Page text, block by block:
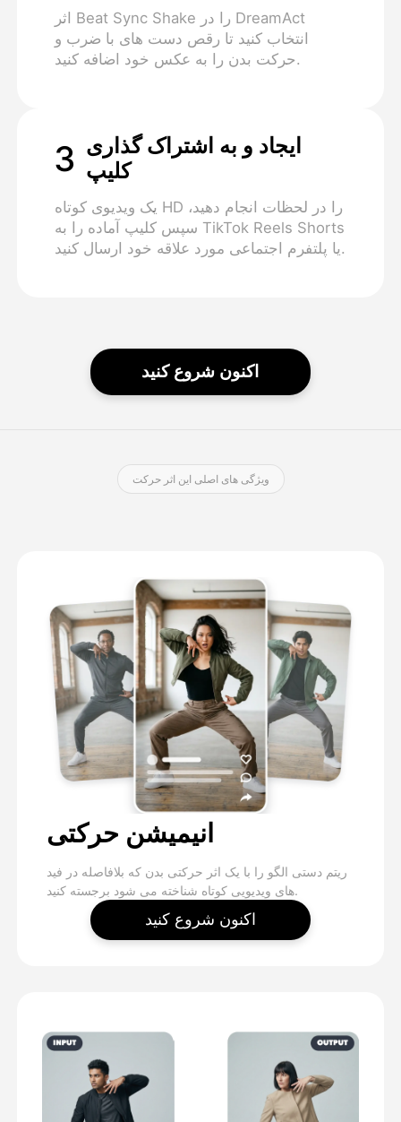
اثر Beat Sync Shake را در DreamAct
انتخاب کنید تا رقص دست های با ضرب و
حرکت بدن را به عکس خود اضافه کنید.
3 ایجاد و به اشتراک گذاری
کلیپ
یک ویدیوی کوتاه HD را در لحظات انجام دهید،
سپس کلیپ آماده را به TikTok Reels Shorts
یا پلتفرم اجتماعی مورد علاقه خود ارسال کنید.
اکنون شروع کنید
ویژگی های اصلی این اثر حرکت
انیمیشن حرکتی
ریتم دستی الگو را با یک اثر حرکتی بدن که بلافاصله در فید
های ویدیویی کوتاه شناخته می شود برجسته کنید.
اکنون شروع کنید